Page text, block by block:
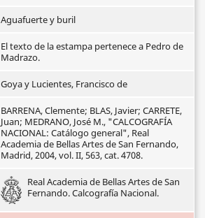
Aguafuerte y buril
El texto de la estampa pertenece a Pedro de
Madrazo.
Goya y Lucientes, Francisco de
BARRENA, Clemente; BLAS, Javier; CARRETE,
Juan; MEDRANO, José M., "CALCOGRAFÍA
NACIONAL: Catálogo general", Real
Academia de Bellas Artes de San Fernando,
Madrid, 2004, vol. II, 563, cat. 4708.
Real Academia de Bellas Artes de San
Fernando. Calcografía Nacional.